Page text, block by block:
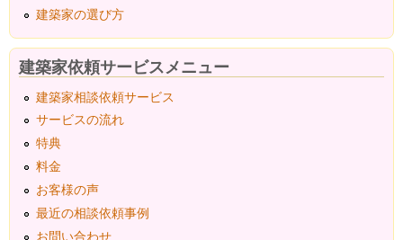
建築家の選び方
建築家依頼サービスメニュー
建築家相談依頼サービス
サービスの流れ
特典
料金
お客様の声
最近の相談依頼事例
お問い合わせ